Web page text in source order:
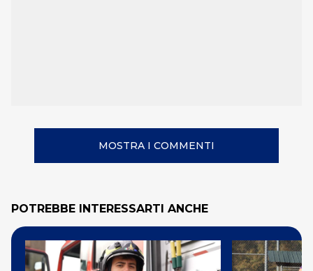
MOSTRA I COMMENTI
POTREBBE INTERESSARTI ANCHE